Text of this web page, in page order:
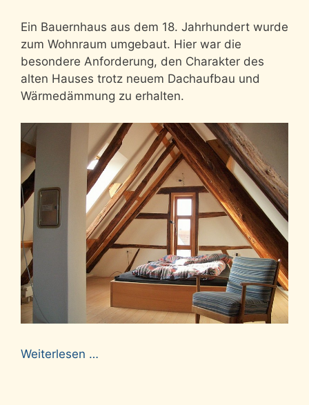
Ein Bauernhaus aus dem 18. Jahrhundert wurde
zum Wohnraum umgebaut. Hier war die
besondere Anforderung, den Charakter des
alten Hauses trotz neuem Dachaufbau und
Wärmedämmung zu erhalten.
Weiterlesen …